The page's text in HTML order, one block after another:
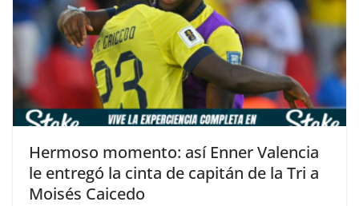
Hermoso momento: así Enner Valencia
le entregó la cinta de capitán de la Tri a
Moisés Caicedo